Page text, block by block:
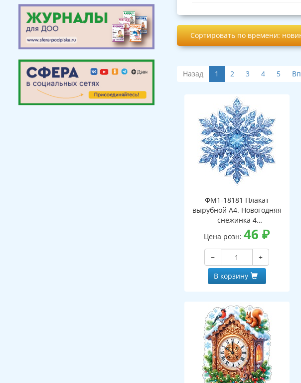
Сортировать по времени:
Назад 1 2 3 4 5
ФМ1-18181 Плакат
вырубной А4. Новогодняя
снежинка 4
(двухсторонний, ВД-лак)
Цена розн:46₽
−
+
В корзину